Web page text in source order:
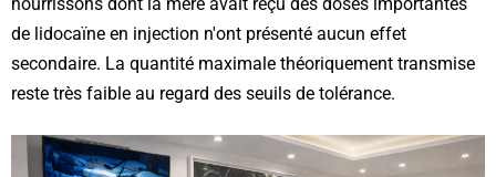
de lidocaïne en injection n'ont présenté aucun effet
secondaire. La quantité maximale théoriquement transmise
reste très faible au regard des seuils de tolérance.